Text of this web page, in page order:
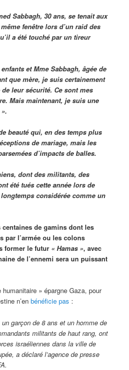
Sabbagh, 30 ans, se tenait aux
fenêtre lors d’un raid des
a été touché par un tireur
et Mme Sabbagh, âgée de
que mère, je suis certainement
leur sécurité. Ce sont mes
Mais maintenant, je suis une
beauté qui, en des temps plus
de mariage, mais les
d’impacts de balles.
dont des militants, des
été tués cette année lors de
considérée comme un
de gamins dont les
par l’armée ou les colons
former le futur « Hamas », avec
de l’ennemi sera un puissant
» épargne Gaza, pour
n’enbénéficie pas :
garçon de 8 ans et un homme de
militants de haut rang, ont
israéliennes dans la ville de
a déclaré l’agence de presse